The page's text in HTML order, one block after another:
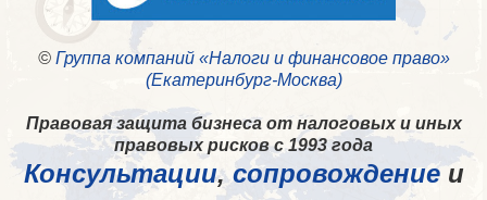
© Группа компаний «Налоги и финансовое право»
(Екатеринбург-Москва)
Правовая защита бизнеса от налоговых и иных
правовых рисков с 1993 года
Консультации,сопровождениеи